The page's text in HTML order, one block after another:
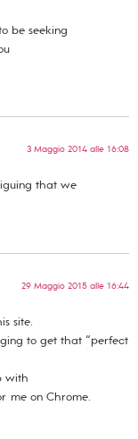
be seeking
3 Maggio 2014 alle 16:08
that we
29 Maggio 2015 alle 16:44
site.
to get that “perfect
with
me on Chrome.